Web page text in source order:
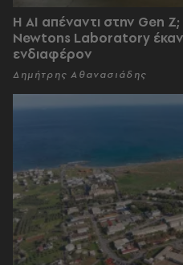
Η AI απέναντι στην Gen
Newtons Laboratory
ενδιαφέρον
Δημήτρης Αθανασιάδης